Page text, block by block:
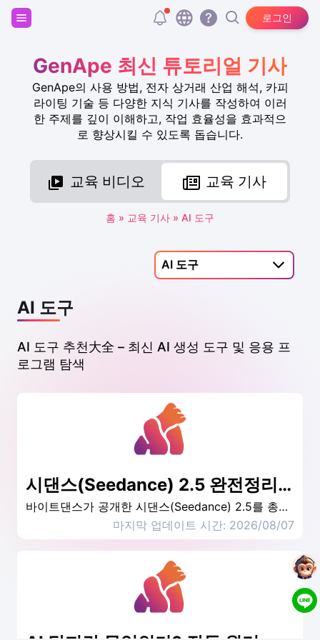
로그인
회원가입하고 20,000개의 무료 토큰을 받으세요!
GenApe 최신 튜토리얼 기사
GenApe의 사용 방법, 전자 상거래 산업 해석, 카피
라이팅 기술 등 다양한 지식 기사를 작성하여 이러
한 주제를 깊이 이해하고, 작업 효율성을 효과적으
로 향상시킬 수 있도록 돕습니다.
교육 비디오 교육 기사
홈 » 교육 기사 » AI 도구
AI 도구
AI 도구
AI 도구 추천大全 – 최신 AI 생성 도구 및 응용 프
로그램 탐색
시댄스(Seedance) 2.5 완전정리｜바이트댄스 AI 영상 모델 사용법
바이트댄스가 공개한 시댄스(Seedance) 2.5를 총정리했습니다. 30초 영상 생성, 프롬프트 작성법, Seedance 2.0과의 차이, 가격 변동까지 실사용 기준으로 정리했습니다.
마지막 업데이트 시간: 2026/08/07